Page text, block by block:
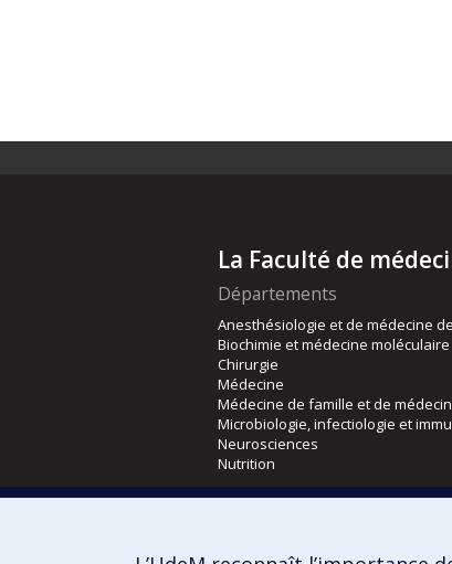
La Faculté de
Départements
Anesthésiologie et de médecine
Biochimie et médecine moléculaire
Chirurgie
Médecine
Médecine de famille et de
Microbiologie, infectiologie et
Neurosciences
Nutrition